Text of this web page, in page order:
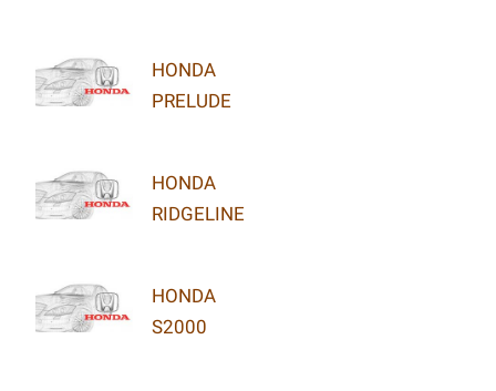
HONDA
PRELUDE
HONDA
RIDGELINE
HONDA
S2000